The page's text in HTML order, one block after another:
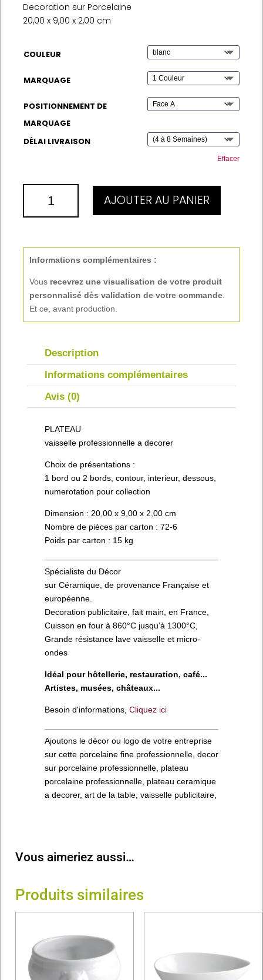
Decoration sur Porcelaine
20,00 x 9,00 x 2,00 cm
COULEUR
MARQUAGE
POSITIONNEMENT DE
MARQUAGE
DÉLAI LIVRAISON
Effacer
PLATEAU
AJOUTER AU PANIER
Informations complémentaires :
Vous recevrez une visualisation de votre produit
personnalisé dès validation de votre commande
Et ce, avant production.
Description
Informations complémentaires
Avis (0)
PLATEAU
vaisselle professionnelle a decorer
Choix de présentations :
1 bord ou 2 bords, contour, interieur, dessous,
numerotation pour collection
Dimension : 20,00 x 9,00 x 2,00 cm
Nombre de pièces par carton : 72-6
Poids par carton : 15 kg
Spécialiste du Décor
sur Céramique, de provenance Française et
européenne.
Decoration publicitaire, fait main, en France,
Cuisson en four à 860°C jusqu'à 1300°C,
Grande résistance lave vaisselle et micro-
ondes
Idéal pour hôtellerie, restauration, café...
Artistes, musées, châteaux...
Besoin d'informations, Cliquez ici
Ajoutons le décor ou logo de votre entreprise
sur cette porcelaine fine professionnelle, decor
sur porcelaine professionnelle, plateau
porcelaine professionnelle, plateau ceramique
a decorer, art de la table, vaisselle publicitaire,
Vous aimeriez aussi…
Produits similaires